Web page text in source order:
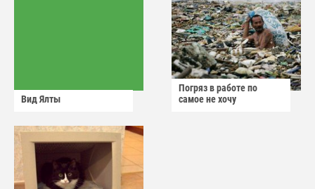
Вид Ялты
Погряз в работе по
самое не хочу